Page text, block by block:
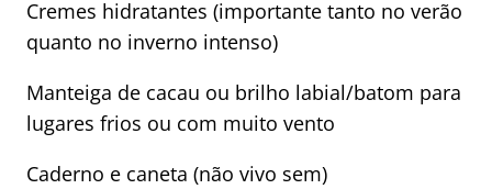
Cremes hidratantes (importante tanto no verão
quanto no inverno intenso)
Manteiga de cacau ou brilho labial/batom para
lugares frios ou com muito vento
Caderno e caneta (não vivo sem)